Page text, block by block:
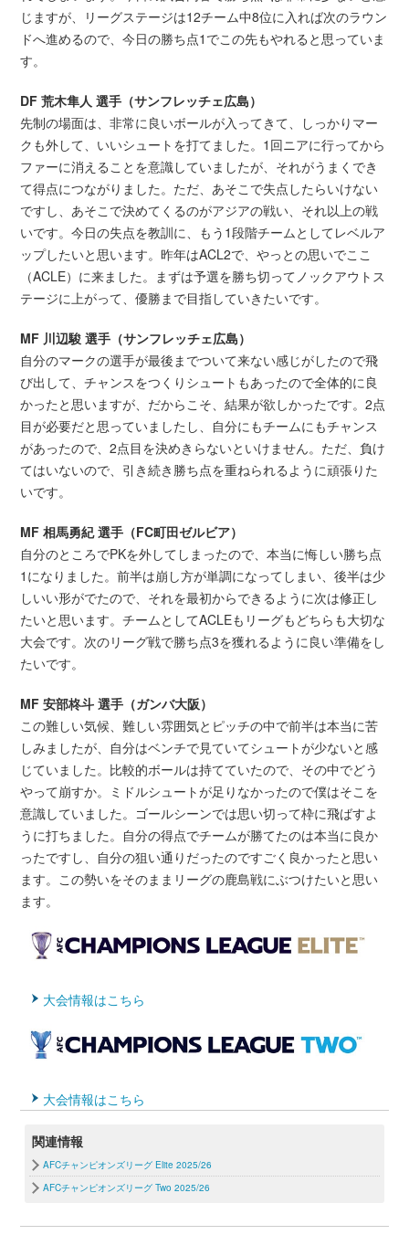
じますが、リーグステージは12チーム中8位に入れば次のラウン
ドへ進めるので、今日の勝ち点1でこの先もやれると思っていま
す。
DF 荒木隼人 選手（サンフレッチェ広島）
先制の場面は、非常に良いボールが入ってきて、しっかりマー
クも外して、いいシュートを打てました。1回ニアに行ってから
ファーに消えることを意識していましたが、それがうまくでき
て得点につながりました。ただ、あそこで失点したらいけない
ですし、あそこで決めてくるのがアジアの戦い、それ以上の戦
いです。今日の失点を教訓に、もう1段階チームとしてレベルア
ップしたいと思います。昨年はACL2で、やっとの思いでここ
（ACLE）に来ました。まずは予選を勝ち切ってノックアウトス
テージに上がって、優勝まで目指していきたいです。
MF 川辺駿 選手（サンフレッチェ広島）
自分のマークの選手が最後までついて来ない感じがしたので飛
び出して、チャンスをつくりシュートもあったので全体的に良
かったと思いますが、だからこそ、結果が欲しかったです。2点
目が必要だと思っていましたし、自分にもチームにもチャンス
があったので、2点目を決めきらないといけません。ただ、負け
てはいないので、引き続き勝ち点を重ねられるように頑張りた
いです。
MF 相馬勇紀 選手（FC町田ゼルビア）
自分のところでPKを外してしまったので、本当に悔しい勝ち点
1になりました。前半は崩し方が単調になってしまい、後半は少
しいい形がでたので、それを最初からできるように次は修正し
たいと思います。チームとしてACLEもリーグもどちらも大切な
大会です。次のリーグ戦で勝ち点3を獲れるように良い準備をし
たいです。
MF 安部柊斗 選手（ガンバ大阪）
この難しい気候、難しい雰囲気とピッチの中で前半は本当に苦
しみましたが、自分はベンチで見ていてシュートが少ないと感
じていました。比較的ボールは持てていたので、その中でどう
やって崩すか。ミドルシュートが足りなかったので僕はそこを
意識していました。ゴールシーンでは思い切って枠に飛ばすよ
うに打ちました。自分の得点でチームが勝てたのは本当に良か
ったですし、自分の狙い通りだったのですごく良かったと思い
ます。この勢いをそのままリーグの鹿島戦にぶつけたいと思い
ます。
大会情報はこちら
大会情報はこちら
関連情報
AFCチャンピオンズリーグ Elite 2025/26
AFCチャンピオンズリーグ Two 2025/26